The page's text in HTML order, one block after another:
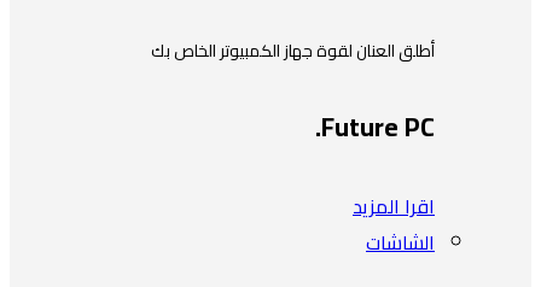
أطلق العنان لقوة جهاز الكمبيوتر الخاص بك
Future PC.
اقرا المزيد
الشاشات